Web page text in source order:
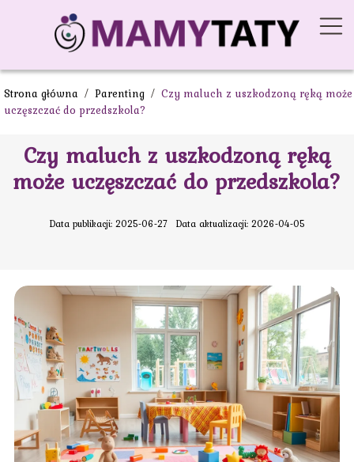
Strona główna / Parenting / Czy maluch z uszkodzoną ręką może
uczęszczać do przedszkola?
Czy maluch z uszkodzoną ręką
może uczęszczać do przedszkola?
Data publikacji: 2025-06-27 Data aktualizacji: 2026-04-05